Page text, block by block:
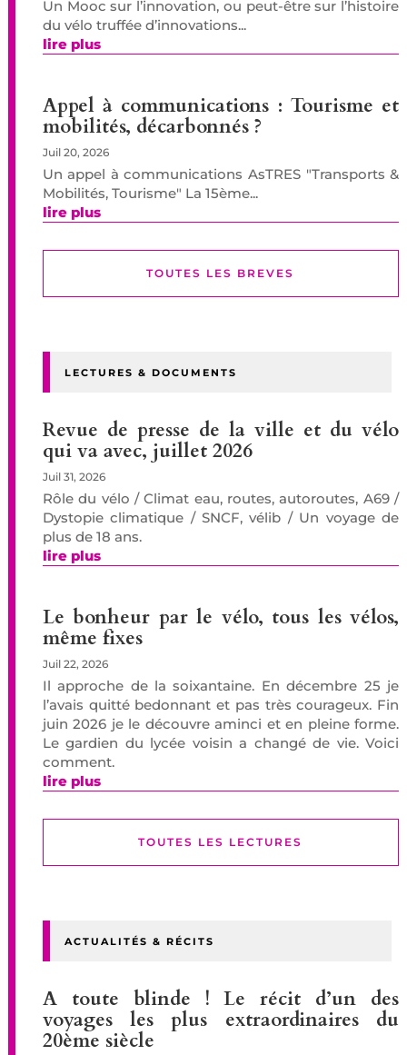
Un Mooc sur l’innovation, ou peut-être sur l’histoire
du vélo truffée d’innovations...
lire plus
Appel à communications : Tourisme et
mobilités, décarbonnés ?
Juil 20, 2026
Un appel à communications AsTRES "Transports &
Mobilités, Tourisme" La 15ème...
lire plus
TOUTES LES BREVES
LECTURES & DOCUMENTS
Revue de presse de la ville et du vélo
qui va avec, juillet 2026
Juil 31, 2026
Rôle du vélo / Climat eau, routes, autoroutes, A69 /
Dystopie climatique / SNCF, vélib / Un voyage de
plus de 18 ans.
lire plus
Le bonheur par le vélo, tous les vélos,
même fixes
Juil 22, 2026
Il approche de la soixantaine. En décembre 25 je
l’avais quitté bedonnant et pas très courageux. Fin
juin 2026 je le découvre aminci et en pleine forme.
Le gardien du lycée voisin a changé de vie. Voici
comment.
lire plus
TOUTES LES LECTURES
ACTUALITÉS & RÉCITS
A toute blinde ! Le récit d’un des
voyages les plus extraordinaires du
20ème siècle